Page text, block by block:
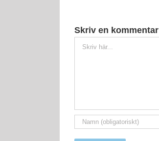
Skriv en kommentar